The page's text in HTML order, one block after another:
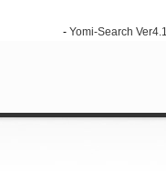
- Yomi-Search